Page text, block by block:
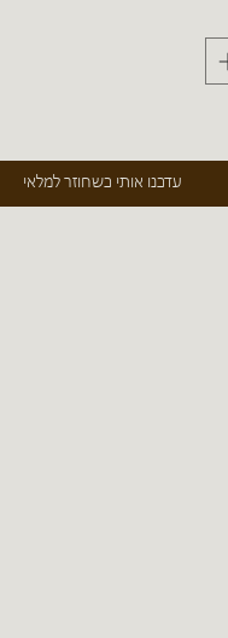
עדכנו אותי כשחוזר למלאי